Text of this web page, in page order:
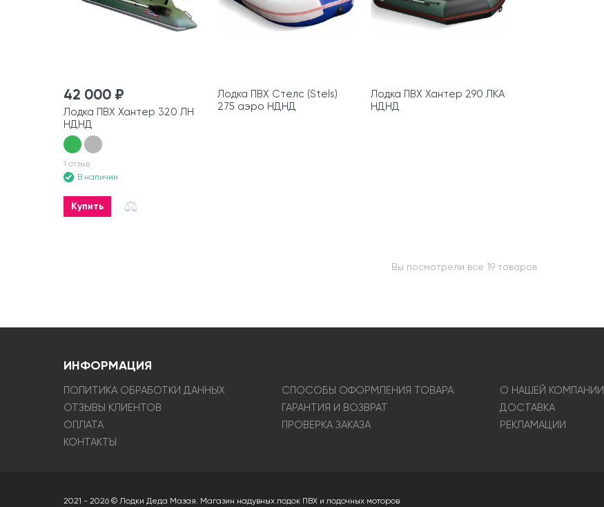
42 000 ₽
Лодка ПВХ Хантер 320 ЛН
НДНД
1 отзыв
В наличии
Купить
Лодка ПВХ Стелс (Stels)
275 аэро НДНД
Лодка ПВХ Хантер 290 ЛКА
НДНД
Вы посмотрели все 19 товаров
ИНФОРМАЦИЯ
ПОЛИТИКА ОБРАБОТКИ ДАННЫХ СПОСОБЫ ОФОРМЛЕНИЯ ТОВАРА
О НАШЕЙ КОМПАНИИ
ОТЗЫВЫ КЛИЕНТОВ
ГАРАНТИЯ И ВОЗВРАТ
ДОСТАВКА
ОПЛАТА
ПРОВЕРКА ЗАКАЗА
РЕКЛАМАЦИИ
КОНТАКТЫ
2021 - 2026 © Лодки Деда Мазая. Магазин надувных лодок ПВХ и лодочных моторов